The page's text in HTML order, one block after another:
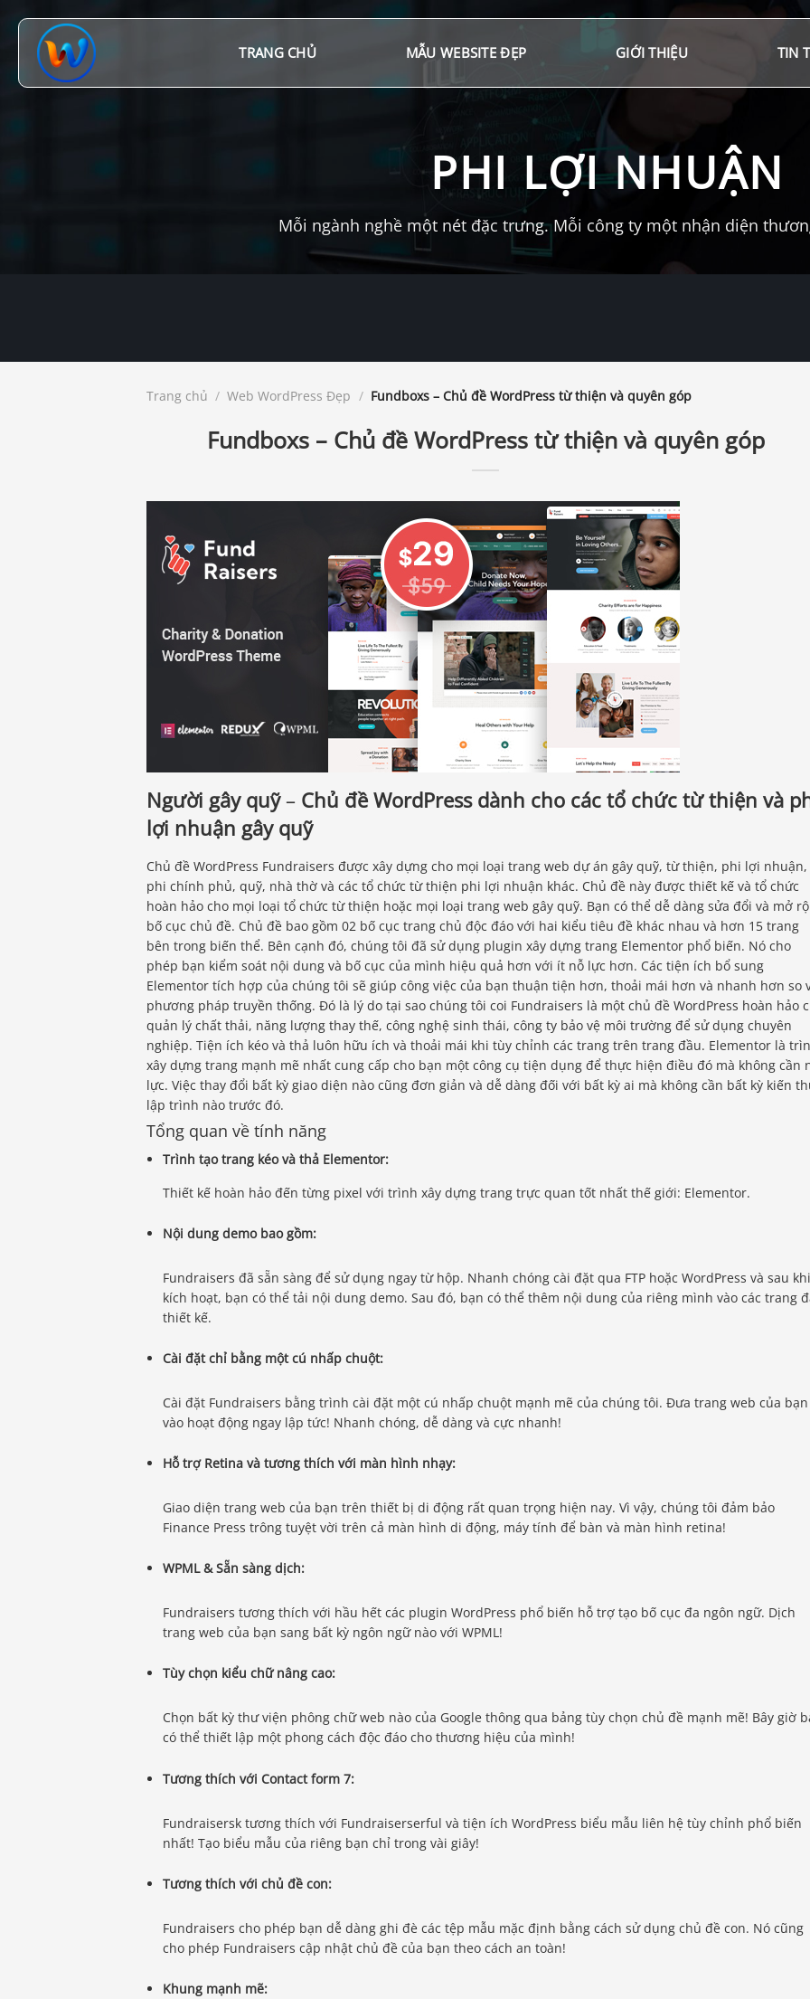
đến
TRANG CHỦ MẪU WEBSITE ĐẸP GIỚI THIỆU TIN
PHI LỢI NHUẬN
Mỗi ngành nghề một nét đặc trưng. Mỗi công ty một nhận diện
Trang chủ / Web WordPress Đẹp / Fundboxs – Chủ đề WordPress từ thiện và quyên góp
Fundboxs – Chủ đề WordPress từ thiện và quyên góp
Người gây quỹ– Chủ đề WordPress dành cho các tổ chức từ thiện và
lợi nhuận gây quỹ
Chủ đề WordPress Fundraisers được xây dựng cho mọi loại trang web dự án gây quỹ, từ thiện, phi lợi nhuận,
phi chính phủ, quỹ, nhà thờ và các tổ chức từ thiện phi lợi nhuận khác. Chủ đề này được thiết kế và tổ chức
hoàn hảo cho mọi loại tổ chức từ thiện hoặc mọi loại trang web gây quỹ. Bạn có thể dễ dàng sửa đổi và mở
bố cục chủ đề. Chủ đề bao gồm 02 bố cục trang chủ độc đáo với hai kiểu tiêu đề khác nhau và hơn 15 trang
bên trong biến thể. Bên cạnh đó, chúng tôi đã sử dụng plugin xây dựng trang Elementor phổ biến. Nó cho
phép bạn kiểm soát nội dung và bố cục của mình hiệu quả hơn với ít nỗ lực hơn. Các tiện ích bổ sung
Elementor tích hợp của chúng tôi sẽ giúp công việc của bạn thuận tiện hơn, thoải mái hơn và nhanh hơn so
phương pháp truyền thống. Đó là lý do tại sao chúng tôi coi Fundraisers là một chủ đề WordPress hoàn hảo
quản lý chất thải, năng lượng thay thế, công nghệ sinh thái, công ty bảo vệ môi trường để sử dụng chuyên
nghiệp. Tiện ích kéo và thả luôn hữu ích và thoải mái khi tùy chỉnh các trang trên trang đầu. Elementor là
xây dựng trang mạnh mẽ nhất cung cấp cho bạn một công cụ tiện dụng để thực hiện điều đó mà không cần
lực. Việc thay đổi bất kỳ giao diện nào cũng đơn giản và dễ dàng đối với bất kỳ ai mà không cần bất kỳ kiến
lập trình nào trước đó.
Tổng quan về tính năng
Trình tạo trang kéo và thả Elementor:
Thiết kế hoàn hảo đến từng pixel với trình xây dựng trang trực quan tốt nhất thế giới: Elementor.
Nội dung demo bao gồm:
Fundraisers đã sẵn sàng để sử dụng ngay từ hộp. Nhanh chóng cài đặt qua FTP hoặc WordPress và sau
kích hoạt, bạn có thể tải nội dung demo. Sau đó, bạn có thể thêm nội dung của riêng mình vào các trang
thiết kế.
Cài đặt chỉ bằng một cú nhấp chuột:
Cài đặt Fundraisers bằng trình cài đặt một cú nhấp chuột mạnh mẽ của chúng tôi. Đưa trang web của bạn
vào hoạt động ngay lập tức! Nhanh chóng, dễ dàng và cực nhanh!
Hỗ trợ Retina và tương thích với màn hình nhạy:
Giao diện trang web của bạn trên thiết bị di động rất quan trọng hiện nay. Vì vậy, chúng tôi đảm bảo
Finance Press trông tuyệt vời trên cả màn hình di động, máy tính để bàn và màn hình retina!
WPML & Sẵn sàng dịch:
Fundraisers tương thích với hầu hết các plugin WordPress phổ biến hỗ trợ tạo bố cục đa ngôn ngữ. Dịch
trang web của bạn sang bất kỳ ngôn ngữ nào với WPML!
Tùy chọn kiểu chữ nâng cao:
Chọn bất kỳ thư viện phông chữ web nào của Google thông qua bảng tùy chọn chủ đề mạnh mẽ! Bây giờ
có thể thiết lập một phong cách độc đáo cho thương hiệu của mình!
Tương thích với Contact form 7:
Fundraisersk tương thích với Fundraiserserful và tiện ích WordPress biểu mẫu liên hệ tùy chỉnh phổ biến
nhất! Tạo biểu mẫu của riêng bạn chỉ trong vài giây!
Tương thích với chủ đề con:
Fundraisers cho phép bạn dễ dàng ghi đè các tệp mẫu mặc định bằng cách sử dụng chủ đề con. Nó cũng
cho phép Fundraisers cập nhật chủ đề của bạn theo cách an toàn!
Khung mạnh mẽ: